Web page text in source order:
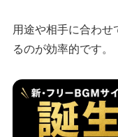
用途や相手に合わせ
るのが効率的です。